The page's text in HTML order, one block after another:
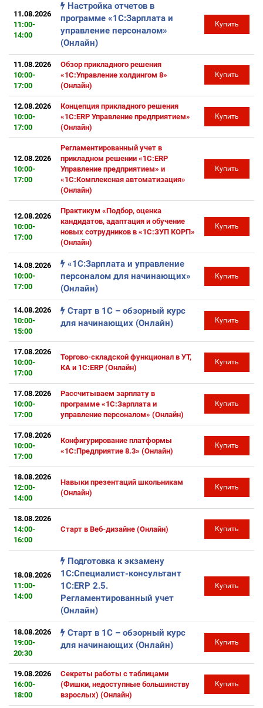
11.08.2026
11:00-
14:00
Настройка отчетов в
программе «1С:Зарплата и
управление персоналом»
(Онлайн)
Купить
11.08.2026
10:00-
17:00
Обзор прикладного решения
«1С:Управление холдингом 8»
(Онлайн)
Купить
12.08.2026
10:00-
17:00
Концепция прикладного решения
«1С:ERP Управление предприятием»
(Онлайн)
Купить
12.08.2026
10:00-
17:00
Регламентированный учет в
прикладном решении «1С:ERP
Управление предприятием» и
«1С:Комплексная автоматизация»
(Онлайн)
Купить
12.08.2026
10:00-
17:00
Практикум «Подбор, оценка
кандидатов, адаптация и обучение
новых сотрудников в «1С:ЗУП КОРП»
(Онлайн)
Купить
14.08.2026
10:00-
17:00
«1С:Зарплата и управление
персоналом для начинающих»
(Онлайн)
Купить
14.08.2026
10:00-
15:00
Старт в 1С – обзорный курс
для начинающих (Онлайн)
Купить
17.08.2026
10:00-
17:00
Торгово-складской функционал в УТ,
КА и 1С:ERP (Онлайн)
Купить
17.08.2026
10:00-
17:00
Рассчитываем зарплату в
программе «1С:Зарплата и
управление персоналом» (Онлайн)
Купить
17.08.2026
10:00-
17:00
Конфигурирование платформы
«1С:Предприятие 8.3» (Онлайн)
Купить
18.08.2026
12:00-
14:00
Навыки презентаций школьникам
(Онлайн)
Купить
18.08.2026
14:00-
16:00
Старт в Веб-дизайне (Онлайн) Купить
18.08.2026
11:00-
14:00
Подготовка к экзамену
1С:Специалист-консультант
1С:ERP 2.5.
Регламентированный учет
(Онлайн)
Купить
18.08.2026
19:00-
20:30
Старт в 1С – обзорный курс
для начинающих (Онлайн)
Купить
19.08.2026
16:00-
18:00
Секреты работы с таблицами
(Фишки, недоступные большинству
взрослых) (Онлайн)
Купить